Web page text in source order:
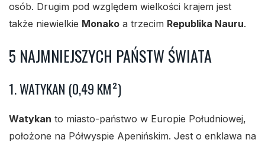
osób. Drugim pod względem wielkości krajem jest
także niewielkie Monako a trzecim Republika Nauru.
5 NAJMNIEJSZYCH PAŃSTW ŚWIATA
1. WATYKAN (0,49 KM²)
Watykan to miasto-państwo w Europie Południowej,
położone na Półwyspie Apenińskim. Jest o enklawa na